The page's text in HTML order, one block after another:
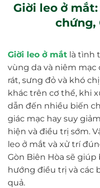
Giời leo ở
chứng,
Giời leo ở mắt là tình
vùng da và niêm mạc
rát, sưng đỏ và khó
khác trên cơ thể, khi
dẫn đến nhiều biến
giác mạc hay suy
hiện và điều trị sớm.
leo ở mắt và xử trí
Gòn Biên Hòa sẽ
hướng điều trị và các
quả.